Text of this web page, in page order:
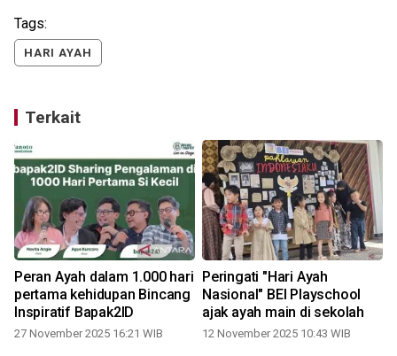
Tags:
HARI AYAH
Terkait
Peran Ayah dalam 1.000 hari
pertama kehidupan Bincang
Inspiratif Bapak2ID
27 November 2025 16:21 WIB
Peringati "Hari Ayah
Nasional" BEI Playschool
ajak ayah main di sekolah
12 November 2025 10:43 WIB